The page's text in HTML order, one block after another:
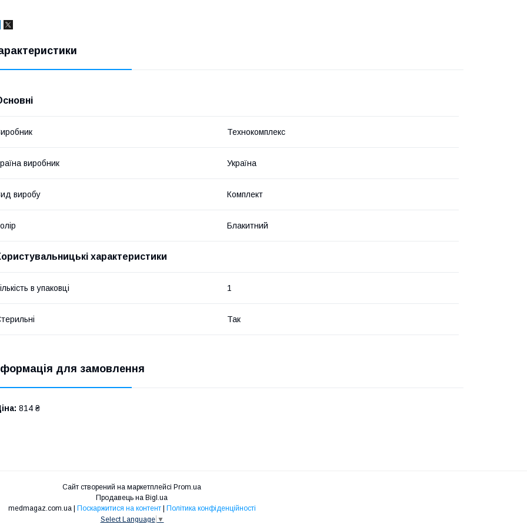
Технокомплекс
виробник Україна
виробу Комплект
Блакитний
характеристики
в упаковці 1
Так
для замовлення
814 ₴
Сайт створений на маркетплейсі Prom.ua
Продавець на Bigl.ua
medmagaz.com.ua | Поскаржитися на контент | Політика конфіденційності
Select Language ▼